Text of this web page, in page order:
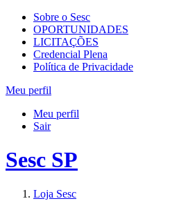
Sobre o Sesc
OPORTUNIDADES
LICITAÇÕES
Credencial Plena
Política de Privacidade
Meu perfil
Meu perfil
Sair
Sesc SP
Loja Sesc